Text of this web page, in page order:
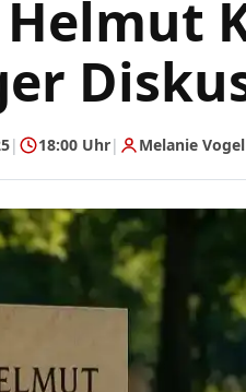
| 18:00 Uhr| Melanie Vogel